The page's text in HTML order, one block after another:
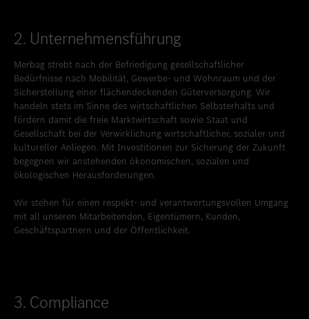
Standort favorisieren
Biel
Standort favorisieren
Bulle
Standort favorisieren
Granges-Paccot
Standort favorisieren
Lugano-Pazzallo
Standort favorisieren
Mendrisio
Standort favorisieren
Schlieren
Standort favorisieren
Schlieren Occasionen
Standort favorisieren
Stäfa
Standort favorisieren
Winterthur
2. Unternehmensführung
Merbag strebt nach der Befriedigung gesellschaftlicher
Bedürfnisse nach Mobilität, Gewerbe- und Wohnraum und der
Sicherstellung einer flächendeckenden Güterversorgung. Wir
handeln stets im Sinne des wirtschaftlichen Selbsterhalts und
fördern damit die freie Marktwirtschaft sowie Staat und
Gesellschaft bei der Verwirklichung wirtschaftlicher, sozialer und
kultureller Anliegen. Mit Investitionen zur Sicherung der Zukunft
begegnen wir anstehenden ökonomischen, sozialen und
ökologischen Herausforderungen.
Wir stehen für einen respekt- und verantwortungsvollen Umgang
mit all unseren Mitarbeitenden, Eigentümern, Kunden,
Geschäftspartnern und der Öffentlichkeit.
3. Compliance